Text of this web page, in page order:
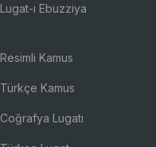
Lugat-ı Ebuzziya
Resimli Kamus
Türkçe Kamus
Coğrafya Lugatı